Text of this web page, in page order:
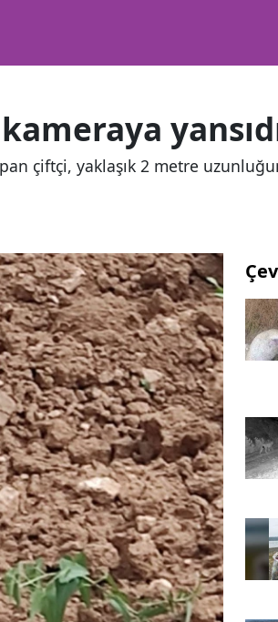
çiftçi, yaklaşık 2 metre